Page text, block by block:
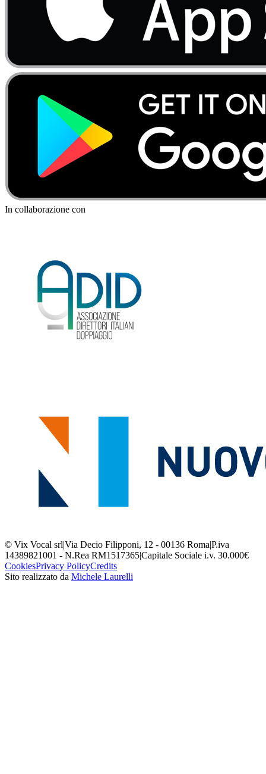
In collaborazione con
© Vix Vocal srl|Via Decio Filipponi, 12 - 00136 Roma|P.iva
14389821001 - N.Rea RM1517365|Capitale Sociale i.v. 30.000€
CookiesPrivacy PolicyCredits
Sito realizzato da Michele Laurelli